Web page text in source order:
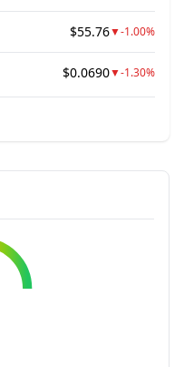
$55.76▼-1.00%
$0.0690▼-1.30%